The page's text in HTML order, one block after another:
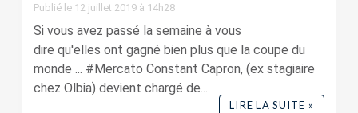
Publié le 12 juillet 2019 à 14h28
Si vous avez passé la semaine à vous
dire qu'elles ont gagné bien plus que la coupe du
monde ... #Mercato Constant Capron, (ex stagiaire
chez Olbia) devient chargé de...
LIRE LA SUITE »